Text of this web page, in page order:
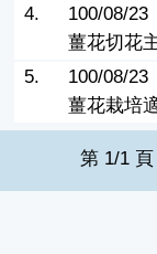
4.
100/08/23
薑花切花
5.
100/08/23
薑花栽培
第 1/1